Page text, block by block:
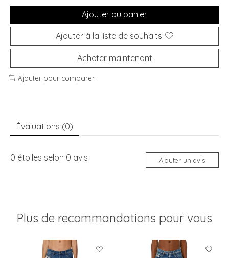
Ajouter au panier
Ajouter à la liste de souhaits
Acheter maintenant
Ajouter pour comparer
Évaluations (0)
0 étoiles selon 0 avis Ajouter un avis
Plus de recommandations pour vous
Articles du carrousel de produits